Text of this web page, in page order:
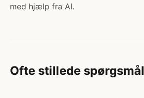
med hjælp fra AI.
Ofte stillede spørgsmål